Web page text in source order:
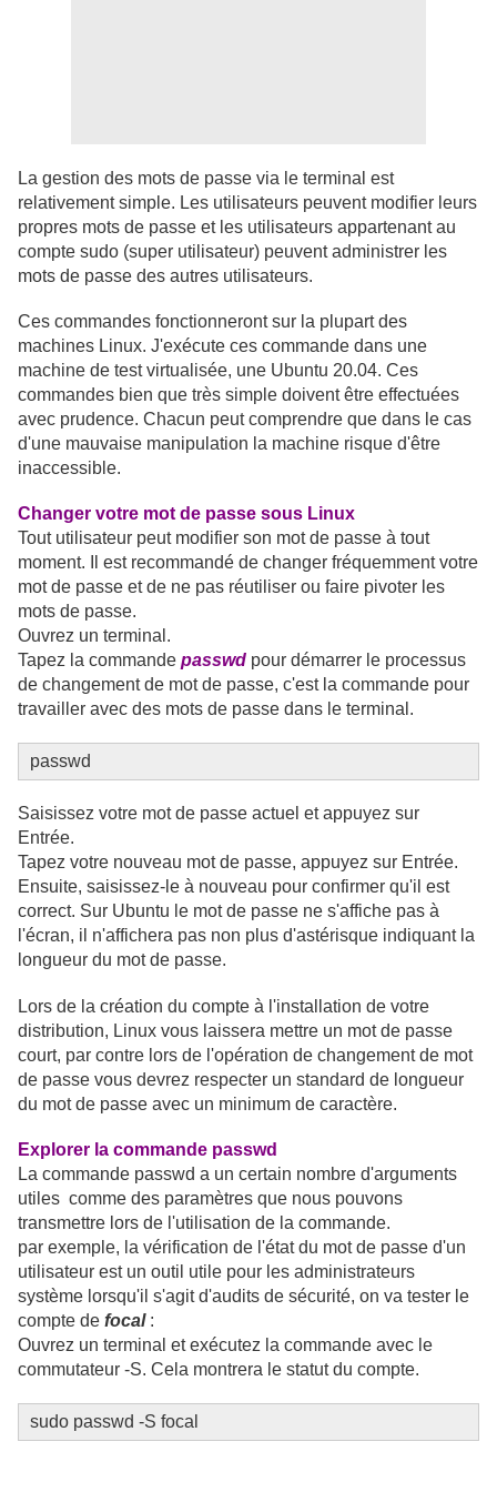
La gestion des mots de passe via le terminal est
relativement simple. Les utilisateurs peuvent modifier leurs
propres mots de passe et les utilisateurs appartenant au
compte sudo (super utilisateur) peuvent administrer les
mots de passe des autres utilisateurs.
Ces commandes fonctionneront sur la plupart des
machines Linux. J'exécute ces commande dans une
machine de test virtualisée, une Ubuntu 20.04. Ces
commandes bien que très simple doivent être effectuées
avec prudence. Chacun peut comprendre que dans le cas
d'une mauvaise manipulation la machine risque d'être
inaccessible.
Changer votre mot de passe sous Linux
Tout utilisateur peut modifier son mot de passe à tout
moment. Il est recommandé de changer fréquemment votre
mot de passe et de ne pas réutiliser ou faire pivoter les
mots de passe.
Ouvrez un terminal.
Tapez la commande passwd pour démarrer le processus
de changement de mot de passe, c'est la commande pour
travailler avec des mots de passe dans le terminal.
passwd
Saisissez votre mot de passe actuel et appuyez sur
Entrée.
Tapez votre nouveau mot de passe, appuyez sur Entrée.
Ensuite, saisissez-le à nouveau pour confirmer qu'il est
correct. Sur Ubuntu le mot de passe ne s'affiche pas à
l'écran, il n'affichera pas non plus d'astérisque indiquant la
longueur du mot de passe.
Lors de la création du compte à l'installation de votre
distribution, Linux vous laissera mettre un mot de passe
court, par contre lors de l'opération de changement de mot
de passe vous devrez respecter un standard de longueur
du mot de passe avec un minimum de caractère.
Explorer la commande passwd
La commande passwd a un certain nombre d'arguments
utiles comme des paramètres que nous pouvons
transmettre lors de l'utilisation de la commande.
par exemple, la vérification de l'état du mot de passe d'un
utilisateur est un outil utile pour les administrateurs
système lorsqu'il s'agit d'audits de sécurité, on va tester le
compte de focal:
Ouvrez un terminal et exécutez la commande avec le
commutateur -S. Cela montrera le statut du compte.
sudo passwd -S focal